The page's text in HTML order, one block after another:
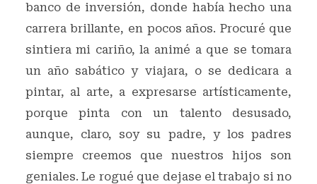
banco de inversión, donde había hecho una
carrera brillante, en pocos años. Procuré que
sintiera mi cariño, la animé a que se tomara
un año sabático y viajara, o se dedicara a
pintar, al arte, a expresarse artísticamente,
porque pinta con un talento desusado,
aunque, claro, soy su padre, y los padres
siempre creemos que nuestros hijos son
geniales. Le rogué que dejase el trabajo si no